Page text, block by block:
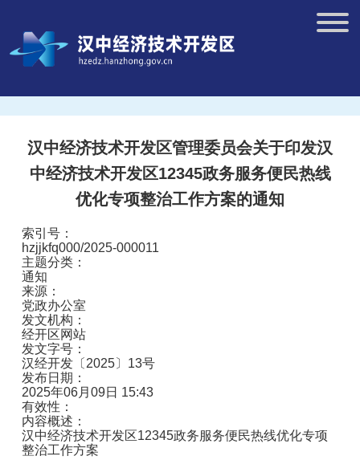
汉中经济技术开发区管理委员会关于印发汉
中经济技术开发区12345政务服务便民热线
优化专项整治工作方案的通知
索引号：
hzjjkfq000/2025-000011
主题分类：
通知
来源：
党政办公室
发文机构：
经开区网站
发文字号：
汉经开发〔2025〕13号
发布日期：
2025年06月09日 15:43
有效性：
内容概述：
汉中经济技术开发区12345政务服务便民热线优化专项
整治工作方案